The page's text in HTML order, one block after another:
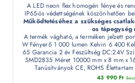
A LED neon flex homogén fénye és
IP65-ös védettségének köszönhetően
Működtetéséhez a szükséges
os tápegység
A termék vágható, a terméken jelzett
W Fényerő 1 000 lumen Kelvin 6 400
65 Garancia 2 év Feszültség DC:24V
SMD2835 Méret 10000 mm x 8 mm x
Tanúsítványok CE, ROHS
43 990Ft